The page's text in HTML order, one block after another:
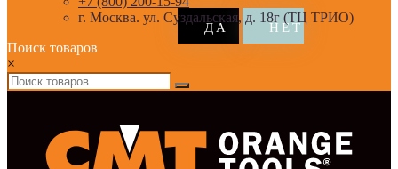
г. Москва. ул. Суздальская, д. 18г (ТЦ ТРИО)
Поиск товаров
×